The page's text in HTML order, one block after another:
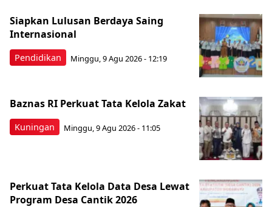
Pendidikan
Siapkan Lulusan Berdaya Saing
Internasional
Minggu, 9 Agu 2026 - 12:19
Kuningan
Baznas RI Perkuat Tata Kelola Zakat
Minggu, 9 Agu 2026 - 11:05
Perkuat Tata Kelola Data Desa Lewat
Program Desa Cantik 2026